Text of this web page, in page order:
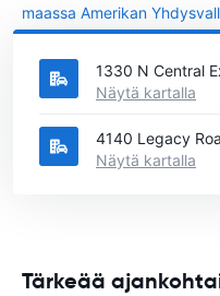
maassa Amerikan
kaupungista Amerikan
1330 N Central
Näytä kartalla
4140 Legacy
Näytä kartalla
Tärkeää